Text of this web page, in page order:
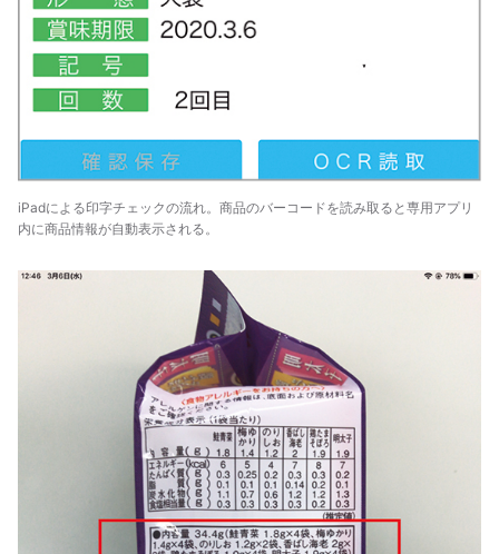
iPadによる印字チェックの流れ。商品のバーコードを読み取ると専用アプリ
内に商品情報が自動表示される。